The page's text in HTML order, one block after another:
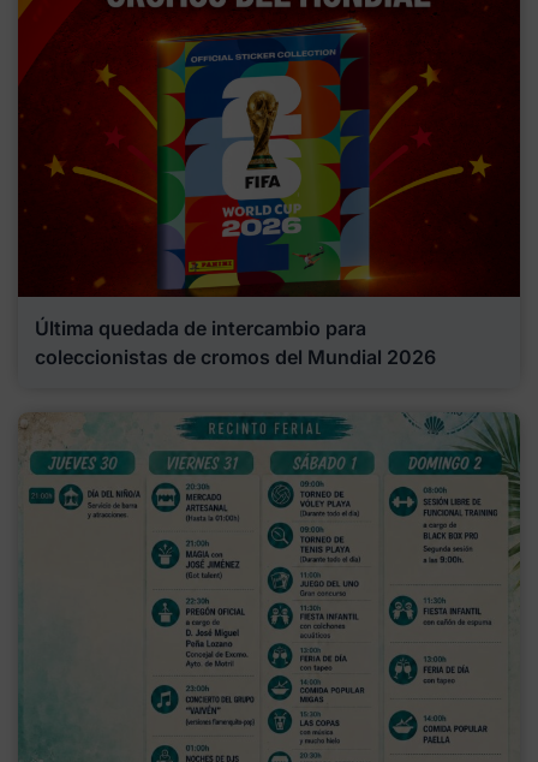
Última quedada de intercambio para
coleccionistas de cromos del Mundial 2026